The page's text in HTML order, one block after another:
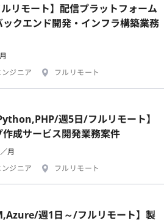
リモート】配信プラットフォーム
クエンド開発・インフラ構築業務
ジニア
フルリモート
週5日/フルリモート】
成サービス開発業務案件
月
ジニア
フルリモート
週1日～/フルリモート】製